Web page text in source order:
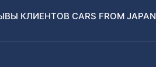
КЛИЕНТОВ CARS FROM JAPAN